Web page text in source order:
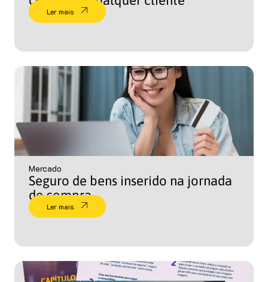
Ler mais
Mercado
Seguro de bens inserido na jornada
de compra
Ler mais